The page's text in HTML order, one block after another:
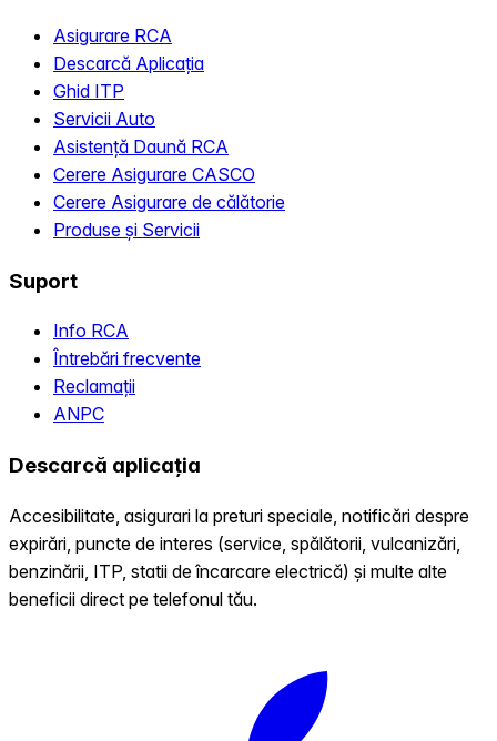
Asigurare RCA
Descarcă Aplicația
Ghid ITP
Servicii Auto
Asistență Daună RCA
Cerere Asigurare CASCO
Cerere Asigurare de călătorie
Produse și Servicii
Suport
Info RCA
Întrebări frecvente
Reclamații
ANPC
Descarcă aplicația
Accesibilitate, asigurari la preturi speciale, notificări despre
expirări, puncte de interes (service, spălătorii, vulcanizări,
benzinării, ITP, statii de încarcare electrică) și multe alte
beneficii direct pe telefonul tău.